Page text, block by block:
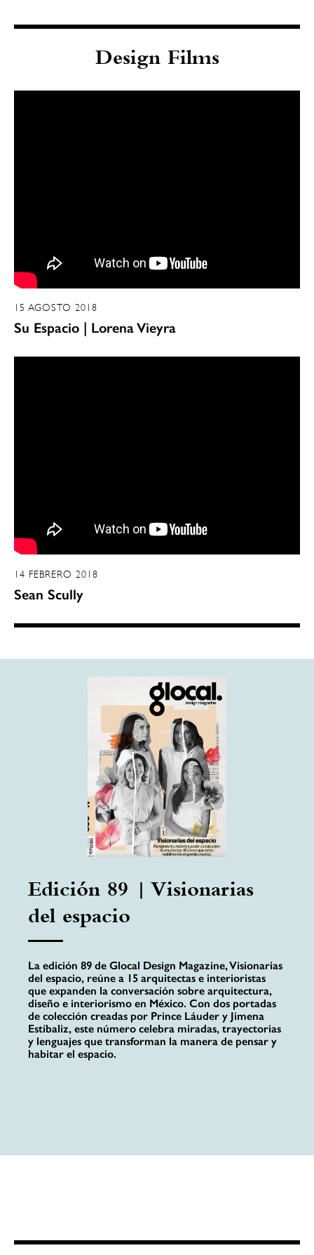
Design Films
15 AGOSTO 2018
Su Espacio | Lorena Vieyra
14 FEBRERO 2018
Sean Scully
Edición 89 | Visionarias
del espacio
La edición 89 de Glocal Design Magazine, Visionarias
del espacio, reúne a 15 arquitectas e interioristas
que expanden la conversación sobre arquitectura,
diseño e interiorismo en México. Con dos portadas
de colección creadas por Prince Láuder y Jimena
Estíbaliz, este número celebra miradas, trayectorias
y lenguajes que transforman la manera de pensar y
habitar el espacio.